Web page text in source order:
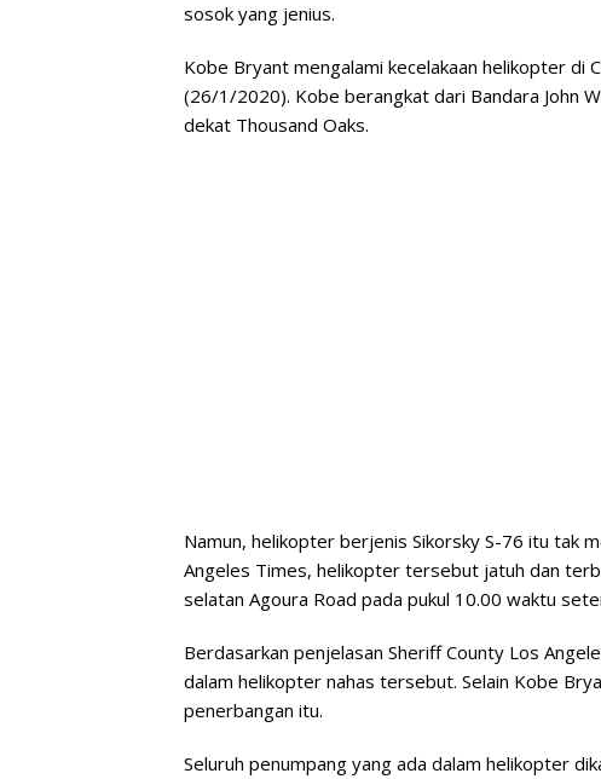
sosok yang jenius.
Kobe Bryant mengalami kecelakaan helikopter di
(26/1/2020). Kobe berangkat dari Bandara John
dekat Thousand Oaks.
Namun, helikopter berjenis Sikorsky S-76 itu tak
Angeles Times, helikopter tersebut jatuh dan
selatan Agoura Road pada pukul 10.00 waktu
Berdasarkan penjelasan Sheriff County Los
dalam helikopter nahas tersebut. Selain Kobe
penerbangan itu.
Seluruh penumpang yang ada dalam helikopter